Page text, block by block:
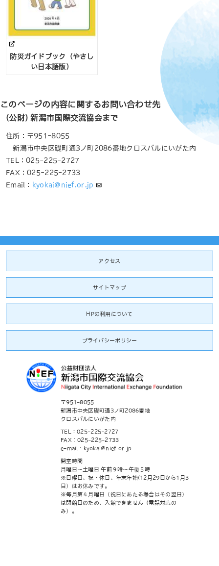
防災ガイドブック（やさし
い日本語版）
このページの内容に関するお問い合わせ先
(公財) 新潟市国際交流協会まで
住所：〒951-8055
新潟市中央区礎町通3ノ町2086番地クロスパルにいがた内
TEL：025-225-2727
FAX：025-225-2733
Email：
kyokai@nief.or.jp
アクセス
サイトマップ
HPの利用について
プライバシーポリシー
〒951-8055
新潟市中央区礎町通3ノ町2086番地
クロスパルにいがた内
TEL：025-225-2727
FAX：025-225-2733
e-mail : kyokai@nief.or.jp
開室時間
月曜日～土曜日 午前９時～午後５時
※日曜日、祝・休日、年末年始(12月29日から1月3
日）はお休みです。
※毎月第４月曜日（祝日にあたる場合はその翌日）
は閉館日のため、入館できません（電話対応の
み）。